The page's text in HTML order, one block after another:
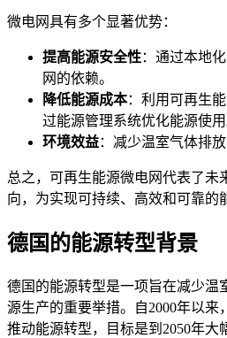
微电网具有多个显著优势：
提高能源安全性：通过本地
网的依赖。
降低能源成本：利用可再生
过能源管理系统优化能源使用
环境效益：减少温室气体排
总之，可再生能源微电网代表了未
向，为实现可持续、高效和可靠的
德国的能源转型背景
德国的能源转型是一项旨在减少温
源生产的重要举措。自2000年以来
推动能源转型，目标是到2050年大